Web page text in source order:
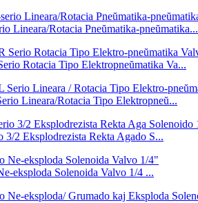
Lineara/Rotacia Pneŭmatika-pneŭmatika...
Rotacia Tipo Elektropneŭmatika Va...
Lineara/Rotacia Tipo Elektropneŭ...
2 Eksplodrezista Rekta Agado S...
eksploda Solenoida Valvo 1/4 ...